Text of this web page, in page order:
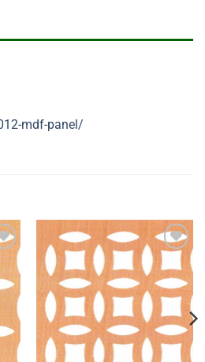
mdf-panel/
Listene
Ekle